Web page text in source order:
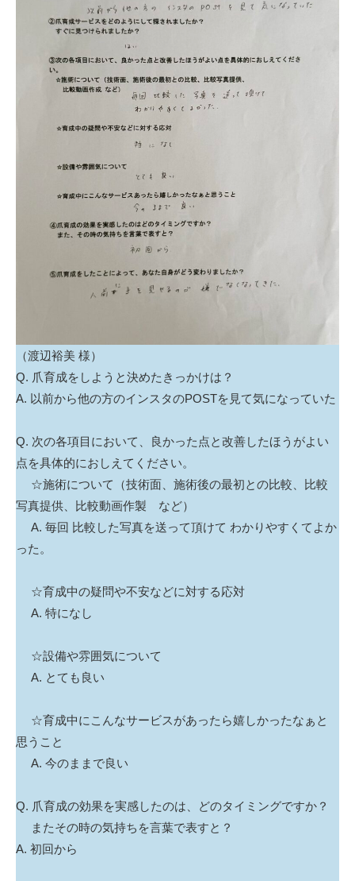
（渡辺裕美 様）
Q. 爪育成をしようと決めたきっかけは？
A. 以前から他の方のインスタのPOSTを見て気になっていた
Q. 次の各項目において、良かった点と改善したほうがよい
点を具体的におしえてください。
☆施術について（技術面、施術後の最初との比較、比較
写真提供、比較動画作製 など）
A. 毎回 比較した写真を送って頂けて わかりやすくてよか
った。
☆育成中の疑問や不安などに対する応対
A. 特になし
☆設備や雰囲気について
A. とても良い
☆育成中にこんなサービスがあったら嬉しかったなぁと
思うこと
A. 今のままで良い
Q. 爪育成の効果を実感したのは、どのタイミングですか？
またその時の気持ちを言葉で表すと？
A. 初回から